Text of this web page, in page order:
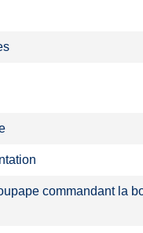
commandant la